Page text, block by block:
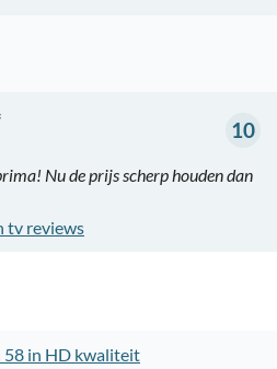
10
Nu de prijs scherp houden dan
tv reviews
58 in HD kwaliteit